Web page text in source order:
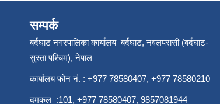
सम्पर्क
बर्दघाट नगरपालिका कार्यालय बर्दघाट, नवलपरासी (बर्दघाट-
सुस्ता पश्चिम), नेपाल
कार्यालय फोन नं. : +977 78580407, +977 78580210
दमकल :101, +977 78580407, 9857081944